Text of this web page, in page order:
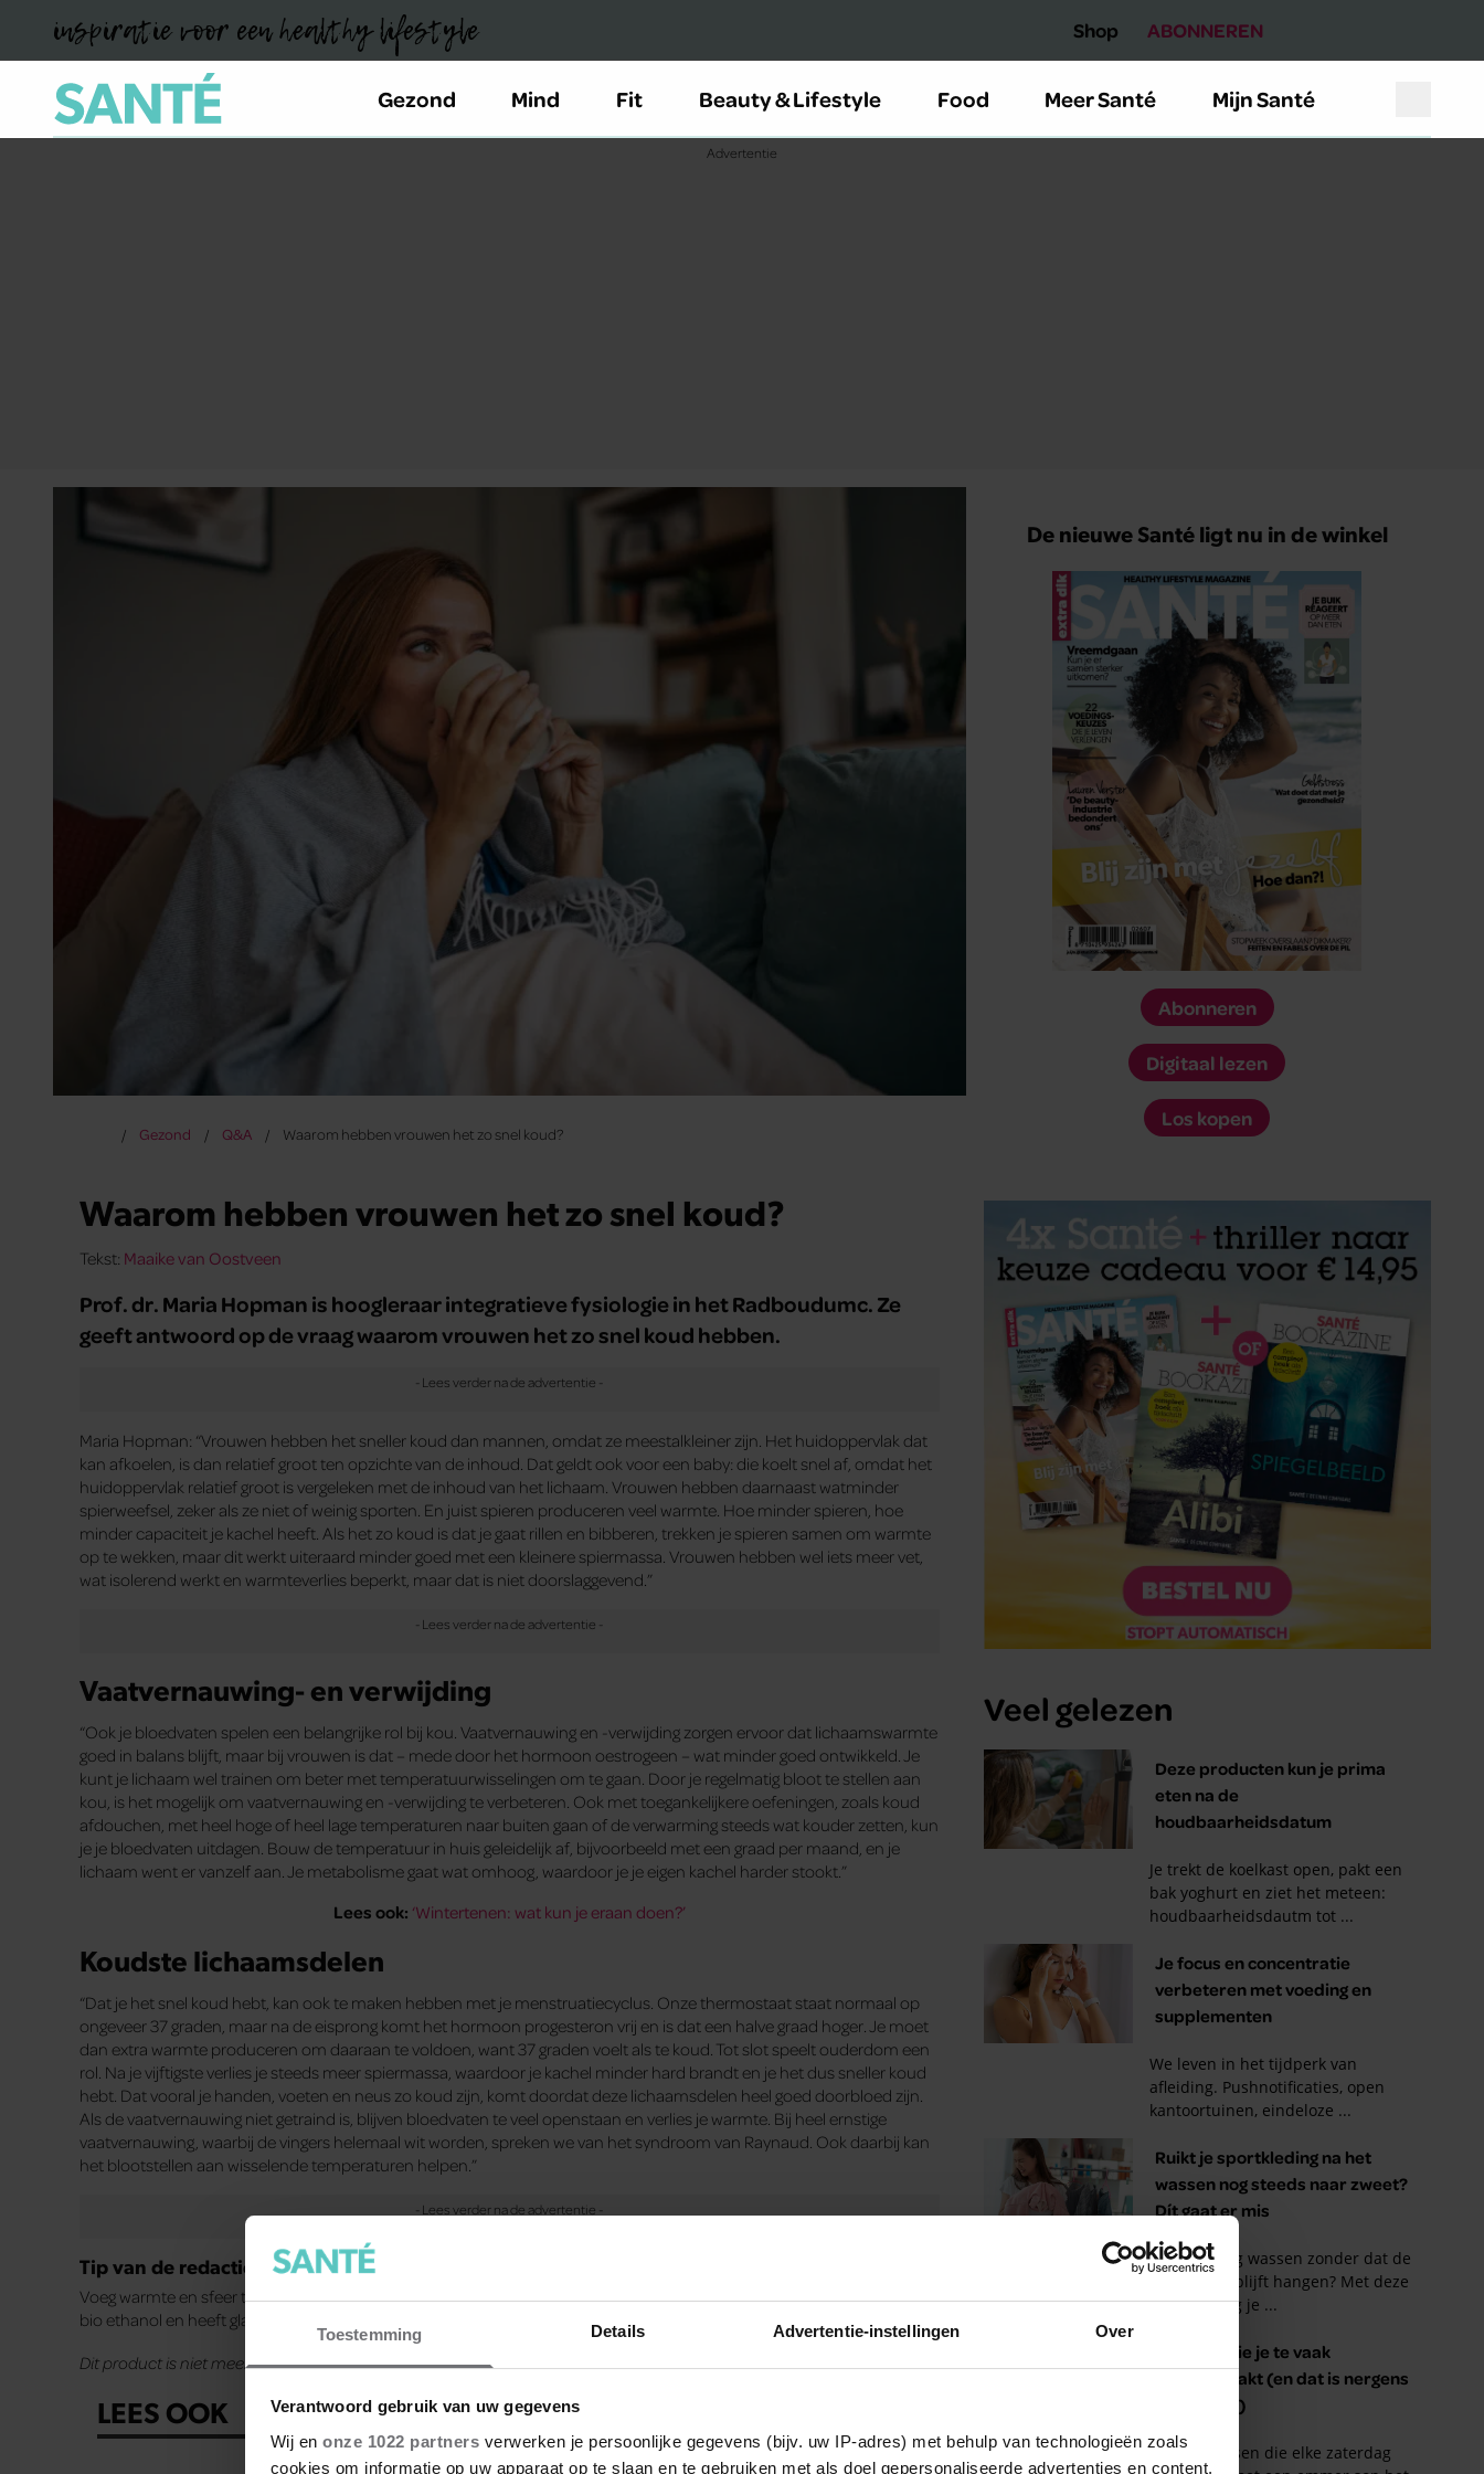
Toestemming Details Advertentie-instellingen Over
Verantwoord gebruik van uw gegevens
Wij en onze 1022 partners verwerken je persoonlijke gegevens (bijv. uw IP-adres) met behulp van technologieën zoals
cookies om informatie op uw apparaat op te slaan en te gebruiken met als doel gepersonaliseerde advertenties en content,
inspiratie voor een healthy lifestyle Shop ABONNEREN
Gezond Mind Fit Beauty & Lifestyle Food Meer Santé Mijn Santé
Gezond Q&A Waarom hebben vrouwen het zo snel koud?
Waarom hebben vrouwen het zo snel koud?
Tekst: Maaike van Oostveen
Prof. dr. Maria Hopman is hoogleraar integratieve fysiologie in het Radboudumc. Ze
geeft antwoord op de vraag waarom vrouwen het zo snel koud hebben.
Maria Hopman: “Vrouwen hebben het sneller koud dan mannen, omdat ze meestalkleiner zijn. Het huidoppervlak dat
kan afkoelen, is dan relatief groot ten opzichte van de inhoud. Dat geldt ook voor een baby: die koelt snel af, omdat het
huidoppervlak relatief groot is vergeleken met de inhoud van het lichaam. Vrouwen hebben daarnaast watminder
spierweefsel, zeker als ze niet of weinig sporten. En juist spieren produceren veel warmte. Hoe minder spieren, hoe
minder capaciteit je kachel heeft. Als het zo koud is dat je gaat rillen en bibberen, trekken je spieren samen om warmte
op te wekken, maar dit werkt uiteraard minder goed met een kleinere spiermassa. Vrouwen hebben wel iets meer vet,
wat isolerend werkt en warmteverlies beperkt, maar dat is niet doorslaggevend.”
Vaatvernauwing- en verwijding
“Ook je bloedvaten spelen een belangrijke rol bij kou. Vaatvernauwing en -verwijding zorgen ervoor dat lichaamswarmte
goed in balans blijft, maar bij vrouwen is dat – mede door het hormoon oestrogeen – wat minder goed ontwikkeld. Je
kunt je lichaam wel trainen om beter met temperatuurwisselingen om te gaan. Door je regelmatig bloot te stellen aan
kou, is het mogelijk om vaatvernauwing en -verwijding te verbeteren. Ook met toegankelijkere oefeningen, zoals koud
afdouchen, met heel hoge of heel lage temperaturen naar buiten gaan of de verwarming steeds wat kouder zetten, kun
je je bloedvaten uitdagen. Bouw de temperatuur in huis geleidelijk af, bijvoorbeeld met een graad per maand, en je
lichaam went er vanzelf aan. Je metabolisme gaat wat omhoog, waardoor je je eigen kachel harder stookt.”
Lees ook: ‘Wintertenen: wat kun je eraan doen?’
Koudste lichaamsdelen
“Dat je het snel koud hebt, kan ook te maken hebben met je menstruatiecyclus. Onze thermostaat staat normaal op
ongeveer 37 graden, maar na de eisprong komt het hormoon progesteron vrij en is dat een halve graad hoger. Je moet
dan extra warmte produceren om daaraan te voldoen, want 37 graden voelt als te koud. Tot slot speelt ouderdom een
rol. Na je vijftigste verlies je steeds meer spiermassa, waardoor je kachel minder hard brandt en je het dus sneller koud
hebt. Dat vooral je handen, voeten en neus zo koud zijn, komt doordat deze lichaamsdelen heel goed doorbloed zijn.
Als de vaatvernauwing niet getraind is, blijven bloedvaten te veel openstaan en verlies je warmte. Bij heel ernstige
vaatvernauwing, waarbij de vingers helemaal wit worden, spreken we van het syndroom van Raynaud. Ook daarbij kan
het blootstellen aan wisselende temperaturen helpen.”
Tip van de redactie
Voeg warmte en sfeer toe aan jouw interieur met een praktische en mooietafelhaard. Het maakt gebruik van schone
bio ethanol en heeft glazen wanden voor veiligheid. Voor meer informatie klik op onderstaande button.
Dit product is niet meer beschikbaar via deze website.
LEES OOK
De nieuwe Santé ligt nu in de winkel
Abonneren
Digitaal lezen
Los kopen